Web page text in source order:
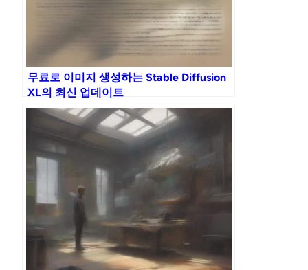
무료로 이미지 생성하는 Stable Diffusion
XL의 최신 업데이트